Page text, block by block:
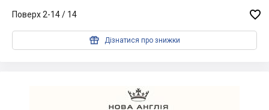
Поверх 2-14 / 14 
 Дізнатися про знижки